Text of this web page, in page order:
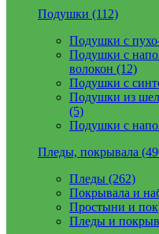
Подушки (112)
Подушки с
Подушки с
волокон (12)
Подушки с
Подушки из
(5)
Подушки с
Пледы, покрывала
Пледы (262)
Покрывала и
Простыни и
Пледы и